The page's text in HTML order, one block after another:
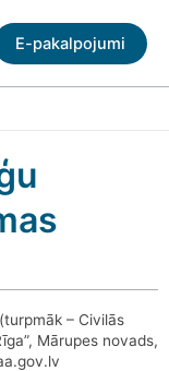
E-pakalpojumi
– Civilās
Mārupes novads,